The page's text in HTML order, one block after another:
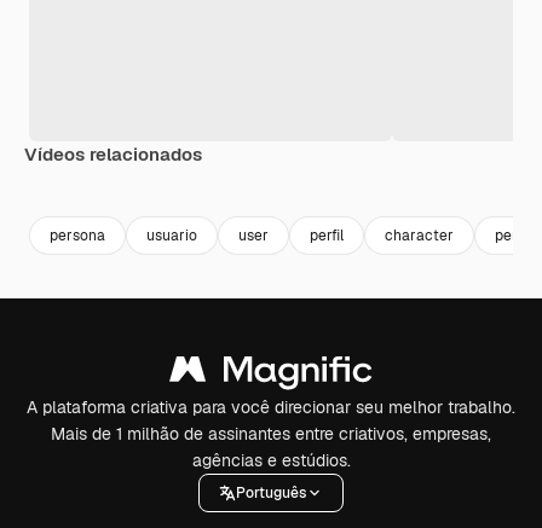
Vídeos relacionados
persona usuario user perfil character
A plataforma criativa para você direcionar seu melhor trabalho.
Mais de 1 milhão de assinantes entre criativos, empresas,
agências e estúdios.
Português